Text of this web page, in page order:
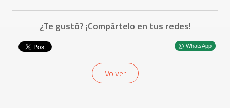
¿Te gustó? ¡Compártelo en tus redes!
WhatsApp
Volver